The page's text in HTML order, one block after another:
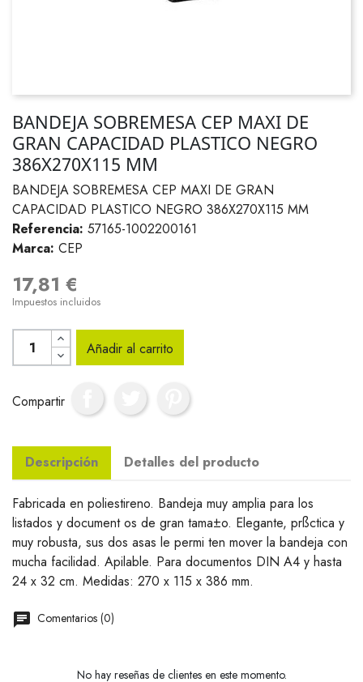
BANDEJA SOBREMESA CEP MAXI DE
GRAN CAPACIDAD PLASTICO NEGRO
386X270X115 MM
BANDEJA SOBREMESA CEP MAXI DE GRAN
CAPACIDAD PLASTICO NEGRO 386X270X115 MM
Referencia: 57165-1002200161
Marca: CEP
17,81 €
Impuestos incluidos
Añadir al carrito
Compartir
Descripción Detalles del producto
Fabricada en poliestireno. Bandeja muy amplia para los
listados y document os de gran tama±o. Elegante, prßctica y
muy robusta, sus dos asas le permi ten mover la bandeja con
mucha facilidad. Apilable. Para documentos DIN A4 y hasta
24 x 32 cm. Medidas: 270 x 115 x 386 mm.
Comentarios (0)
No hay reseñas de clientes en este momento.